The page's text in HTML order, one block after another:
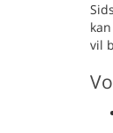
vil